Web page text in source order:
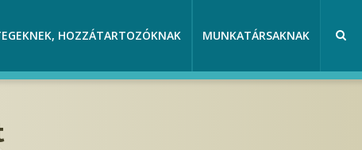
HOZZÁTARTOZÓKNAK MUNKATÁRSAKNAK